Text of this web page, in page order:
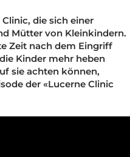
Clinic, die sich einer
Mütter von
Zeit nach dem Eingriff
Kinder mehr heben
sie achten können,